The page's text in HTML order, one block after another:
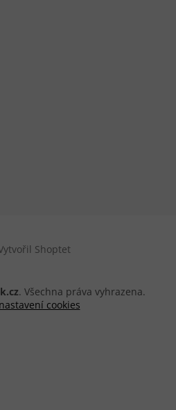
Shoptet
. Všechna práva vyhrazena.
cookies